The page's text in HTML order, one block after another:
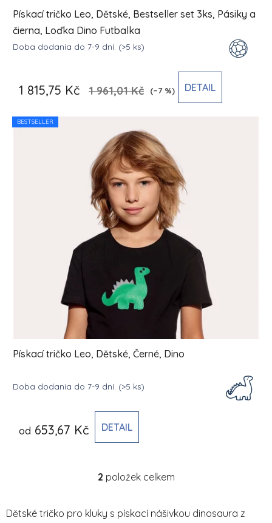
Pískací tričko Leo, Dětské, Bestseller set 3ks, Pásiky a
čierna, Loďka Dino Futbalka
Doba dodania do 7-9 dní. (>5 ks)
1 815,75 Kč 1 961,01 Kč (–7 %) DETAIL
BESTSELLER
Pískací tričko Leo, Dětské, Černé, Dino
Doba dodania do 7-9 dní. (>5 ks)
od 653,67 Kč DETAIL
Ovládací prvky výpisu
2 položek celkem
Dětské tričko pro kluky s pískací nášivkou dinosaura z